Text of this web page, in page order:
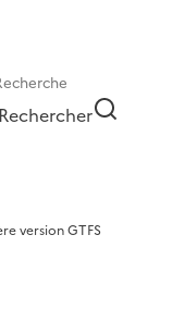
Rechercher
version GTFS